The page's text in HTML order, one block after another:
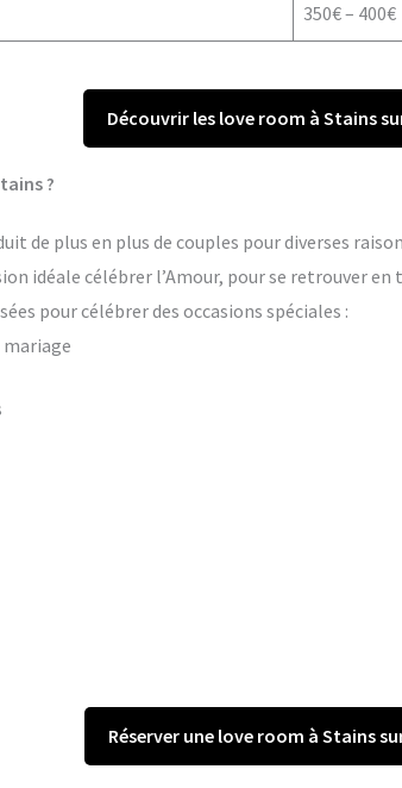
350€ – 400€
Découvrir les love room à Stains
?
de plus en plus de couples pour diverses
idéale célébrer l’Amour, pour se retrouver
pour célébrer des occasions spéciales :
mariage
Réserver une love room à Stains